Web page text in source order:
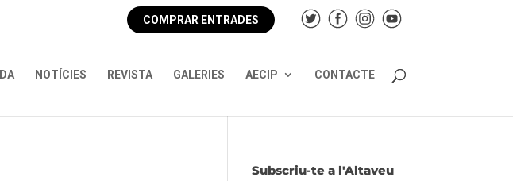
COMPRAR ENTRADES
NOTÍCIES REVISTA GALERIES AECIP CONTACTE
Subscriu-te a l'Altaveu